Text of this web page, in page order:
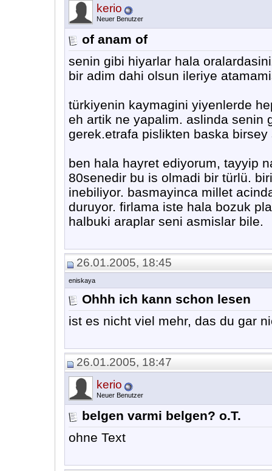
kerio
Neuer Benutzer
of anam of
senin gibi hiyarlar hala
bir adim dahi olsun ileriye
türkiyenin kaymagini yiyenlerde
eh artik ne yapalim. aslinda senin
gerek.etrafa pislikten baska
ben hala hayret ediyorum, tayyip
80senedir bu is olmadi bir türlü.
inebiliyor. basmayinca millet
duruyor. firlama iste hala bozuk
halbuki araplar seni asmislar bile.
26.01.2005, 18:45
eniskaya
Ohhh ich kann schon lesen
ist es nicht viel mehr, das du gar
26.01.2005, 18:47
kerio
Neuer Benutzer
belgen varmi belgen? o.T.
ohne Text